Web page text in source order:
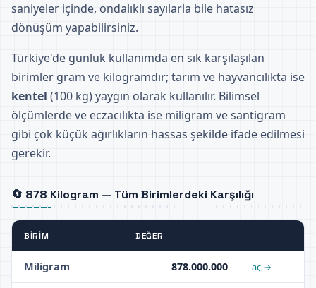
saniyeler içinde, ondalıklı sayılarla bile hatasız
dönüşüm yapabilirsiniz.
Türkiye'de günlük kullanımda en sık karşılaşılan
birimler gram ve kilogramdır; tarım ve hayvancılıkta ise
kentel (100 kg) yaygın olarak kullanılır. Bilimsel
ölçümlerde ve eczacılıkta ise miligram ve santigram
gibi çok küçük ağırlıkların hassas şekilde ifade edilmesi
gerekir.
🔄 878 Kilogram — Tüm Birimlerdeki Karşılığı
BIRIM DEĞER
Miligram 878.000.000 aç →